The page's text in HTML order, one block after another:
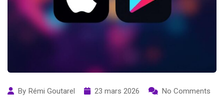
By Rémi Goutarel 23 mars 2026 No Comments